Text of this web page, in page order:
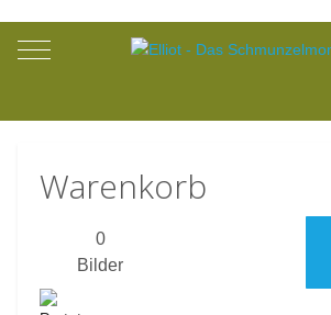
Mobile Menu Toggle
Warenkorb
0
Bilder